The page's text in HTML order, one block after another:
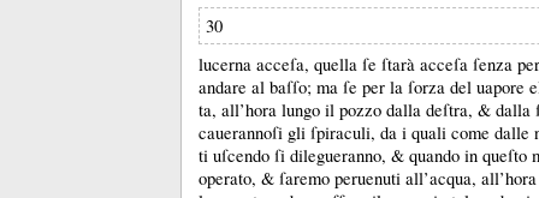
30
lucerna acceſa, quella ſe ſtarà acceſa ſenza
andare al baſſo; ma ſe per la ſorza del uapore
ta, all’hora lungo il pozzo dalla deſtra, & dalla
cauerannoſi gli ſpiraculi, da i quali come
ti uſcendo ſi dilegueranno, & quando in queſto
operato, & ſaremo peruenuti all’acqua,